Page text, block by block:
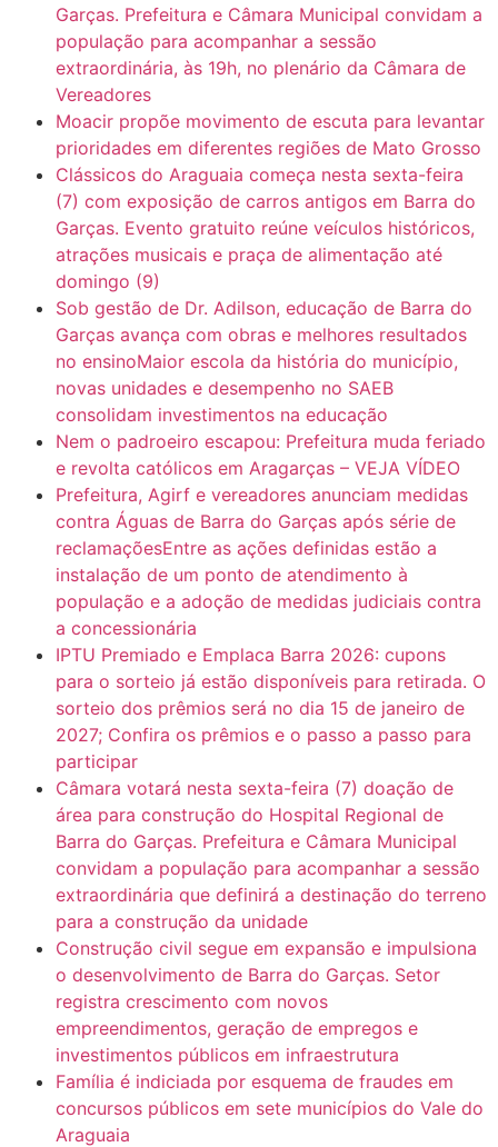
Garças. Prefeitura e Câmara Municipal convidam a
população para acompanhar a sessão
extraordinária, às 19h, no plenário da Câmara de
Vereadores
Moacir propõe movimento de escuta para levantar
prioridades em diferentes regiões de Mato Grosso
Clássicos do Araguaia começa nesta sexta-feira
(7) com exposição de carros antigos em Barra do
Garças. Evento gratuito reúne veículos históricos,
atrações musicais e praça de alimentação até
domingo (9)
Sob gestão de Dr. Adilson, educação de Barra do
Garças avança com obras e melhores resultados
no ensinoMaior escola da história do município,
novas unidades e desempenho no SAEB
consolidam investimentos na educação
Nem o padroeiro escapou: Prefeitura muda feriado
e revolta católicos em Aragarças – VEJA VÍDEO
Prefeitura, Agirf e vereadores anunciam medidas
contra Águas de Barra do Garças após série de
reclamaçõesEntre as ações definidas estão a
instalação de um ponto de atendimento à
população e a adoção de medidas judiciais contra
a concessionária
IPTU Premiado e Emplaca Barra 2026: cupons
para o sorteio já estão disponíveis para retirada. O
sorteio dos prêmios será no dia 15 de janeiro de
2027; Confira os prêmios e o passo a passo para
participar
Câmara votará nesta sexta-feira (7) doação de
área para construção do Hospital Regional de
Barra do Garças. Prefeitura e Câmara Municipal
convidam a população para acompanhar a sessão
extraordinária que definirá a destinação do terreno
para a construção da unidade
Construção civil segue em expansão e impulsiona
o desenvolvimento de Barra do Garças. Setor
registra crescimento com novos
empreendimentos, geração de empregos e
investimentos públicos em infraestrutura
Família é indiciada por esquema de fraudes em
concursos públicos em sete municípios do Vale do
Araguaia